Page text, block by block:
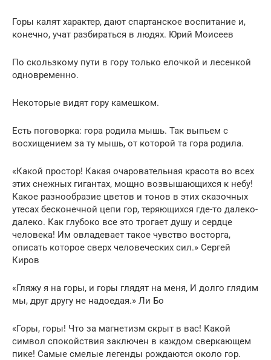
Горы калят характер, дают спартанское воспитание и,
конечно, учат разбираться в людях. Юрий Моисеев
По скользкому пути в гору только елочкой и лесенкой
одновременно.
Некоторые видят гору камешком.
Есть поговорка: гора родила мышь. Так выпьем с
восхищением за ту мышь, от которой та гора родила.
«Какой простор! Какая очаровательная красота во всех
этих снежных гигантах, мощно возвышающихся к небу!
Какое разнообразие цветов и тонов в этих сказочных
утесах бесконечной цепи гор, теряющихся где-то далеко-
далеко. Как глубоко все это трогает душу и сердце
человека! Им овладевает такое чувство восторга,
описать которое сверх человеческих сил.» Сергей
Киров
«Гляжу я на горы, и горы глядят на меня, И долго глядим
мы, друг другу не надоедая.» Ли Бо
«Горы, горы! Что за магнетизм скрыт в вас! Какой
символ спокойствия заключен в каждом сверкающем
пике! Самые смелые легенды рождаются около гор.